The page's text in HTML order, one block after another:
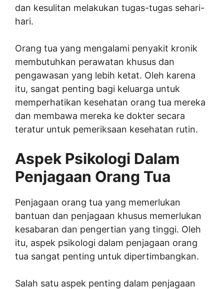
dan kesulitan melakukan tugas-tugas sehari-
hari.
Orang tua yang mengalami penyakit kronik
membutuhkan perawatan khusus dan
pengawasan yang lebih ketat. Oleh karena
itu, sangat penting bagi keluarga untuk
memperhatikan kesehatan orang tua mereka
dan membawa mereka ke dokter secara
teratur untuk pemeriksaan kesehatan rutin.
Aspek Psikologi Dalam
Penjagaan Orang Tua
Penjagaan orang tua yang memerlukan
bantuan dan penjagaan khusus memerlukan
kesabaran dan pengertian yang tinggi. Oleh
itu, aspek psikologi dalam penjagaan orang
tua sangat penting untuk dipertimbangkan.
Salah satu aspek penting dalam penjagaan